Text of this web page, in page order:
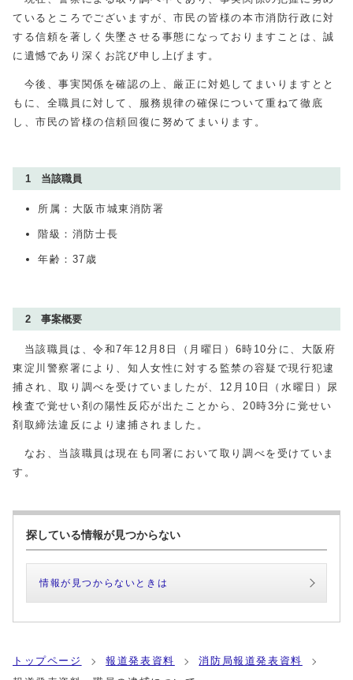
ているところでございますが、市民の皆様の本市消防行政に対
する信頼を著しく失墜させる事態になっておりますことは、誠
に遺憾であり深くお詫び申し上げます。
今後、事実関係を確認の上、厳正に対処してまいりますとと
もに、全職員に対して、服務規律の確保について重ねて徹底
し、市民の皆様の信頼回復に努めてまいります。
1 当該職員
所属：大阪市城東消防署
階級：消防士長
年齢：37歳
2 事案概要
当該職員は、令和7年12月8日（月曜日）6時10分に、大阪府
東淀川警察署により、知人女性に対する監禁の容疑で現行犯逮
捕され、取り調べを受けていましたが、12月10日（水曜日）尿
検査で覚せい剤の陽性反応が出たことから、20時3分に覚せい
剤取締法違反により逮捕されました。
なお、当該職員は現在も同署において取り調べを受けていま
す。
探している情報が見つからない
情報が見つからないときは
トップページ 報道発表資料
消防局報道発表資料